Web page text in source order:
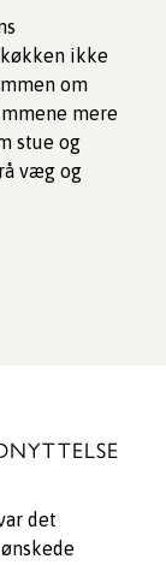
ikke
om
mere
stue og
væg og
det